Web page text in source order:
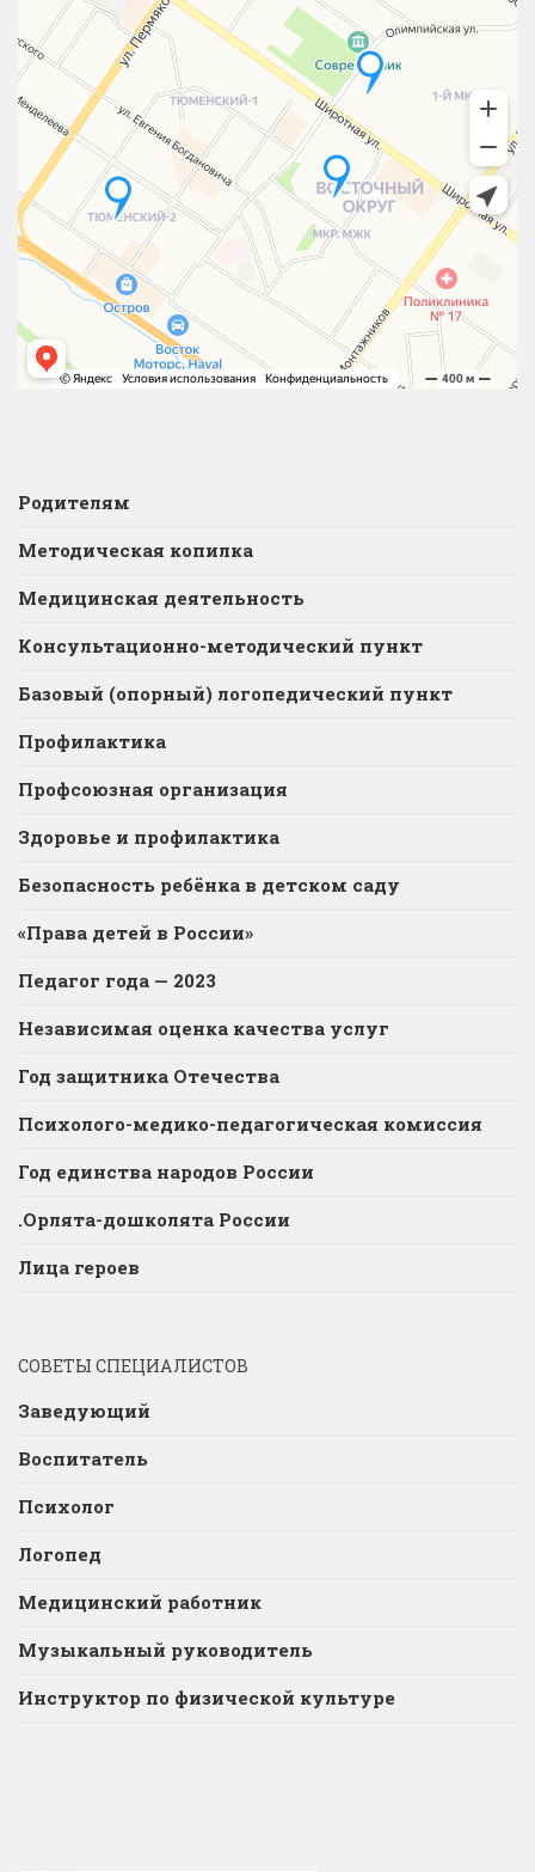
Родителям
Методическая копилка
Медицинская деятельность
Консультационно-методический пункт
Базовый (опорный) логопедический пункт
Профилактика
Профсоюзная организация
Здоровье и профилактика
Безопасность ребёнка в детском саду
«Права детей в России»
Педагог года — 2023
Независимая оценка качества услуг
Год защитника Отечества
Психолого-медико-педагогическая комиссия
Год единства народов России
.Орлята-дошколята России
Лица героев
СОВЕТЫ СПЕЦИАЛИСТОВ
Заведующий
Воспитатель
Психолог
Логопед
Медицинский работник
Музыкальный руководитель
Инструктор по физической культуре